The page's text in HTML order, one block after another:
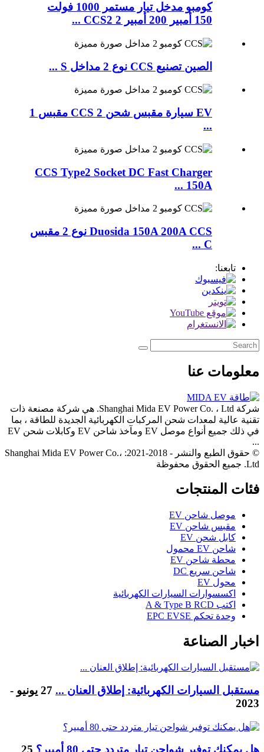
كومبو مدخل تيار مستمر 1000 فولت
150 أمبير 200 أمبير CCS2 2 ...
الصين تصنيع CCS نوع 2 مداخل S ...
EV سيارة مقبس شحن CCS 2 مقبس 1
...
CCS Type2 Socket DC Fast Charger
150A ...
Duosida 150A 200A CCS نوع 2 مقبس
C ...
تابعنا:
معلومات عنا
شركة Shanghai Mida EV Power Co. ، Ltd. هي شركة مصنعة ذات
تقنية عالية لمعدات شحن المركبات الكهربائية الجديدة للطاقة ، بما
في ذلك جميع أنواع موصل EV ومآخذ شاحن EV وكابلات شحن EV
...
© حقوق الطبع والنشر - 2018-2021: Shanghai Mida EV Power Co.،
Ltd. جميع الحقوق محفوظة
فئات المنتجات
موصل شاحن EV
مقبس شاحن EV
كابل شحن EV
شاحن EV محمول
محطة شاحن EV
شاحن سريع DC
محول EV
اكسسوارات السيارات الكهربائية
اكتب A & Type B RCD
وحدة تحكم EPC EVSE
اخبار الصناعة
مستقبل السيارات الكهربائية: إطلاق العنان ...
27 يونيو -
2023